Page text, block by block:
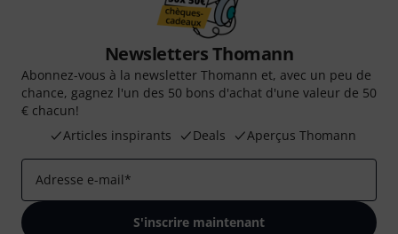
Newsletters Thomann
Abonnez-vous à la newsletter Thomann et, avec un peu de
chance, gagnez l'un des 50 bons d'achat d'une valeur de 50
€ chacun!
Articles inspirants
Deals Aperçus Thomann
Adresse e-mail*
S'inscrire maintenant